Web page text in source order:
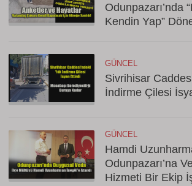
Odunpazarı’nda
Kendin Yap”
GÜNCEL
Sivrihisar
İndirme Çilesi
GÜNCEL
Hamdi
Odunpazarı’na
Hizmeti Bir Ekip